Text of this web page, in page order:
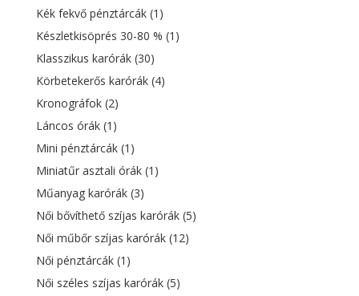
Kék fekvő pénztárcák (1)
Készletkisöprés 30-80 % (1)
Klasszikus karórák (30)
Körbetekerős karórák (4)
Kronográfok (2)
Láncos órák (1)
Mini pénztárcák (1)
Miniatűr asztali órák (1)
Műanyag karórák (3)
Női bővíthető szíjas karórák (5)
Női műbőr szíjas karórák (12)
Női pénztárcák (1)
Női széles szíjas karórák (5)